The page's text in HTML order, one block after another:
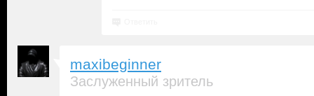
maxibeginner
Заслуженный зритель